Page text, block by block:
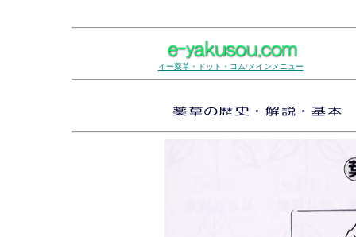
イー薬草・ドット・コム/メインメニュー